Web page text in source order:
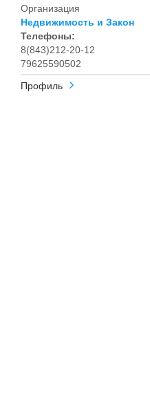
Организация
Недвижимость и Закон
Телефоны:
8(843)212-20-12
79625590502
Профиль